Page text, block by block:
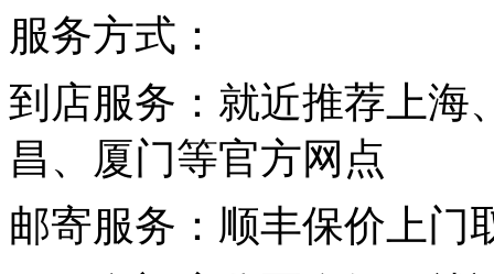
服务方式：
到店服务：就近推荐上海
昌、厦门等官方网点
邮寄服务：顺丰保价上门